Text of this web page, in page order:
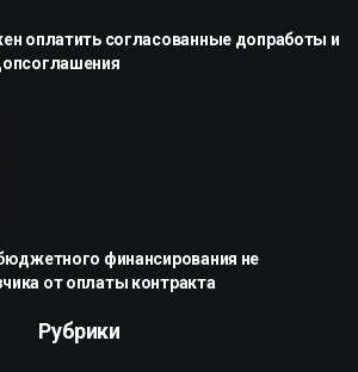
оплатить согласованные допработы и
финансирования не
от оплаты контракта
Рубрики